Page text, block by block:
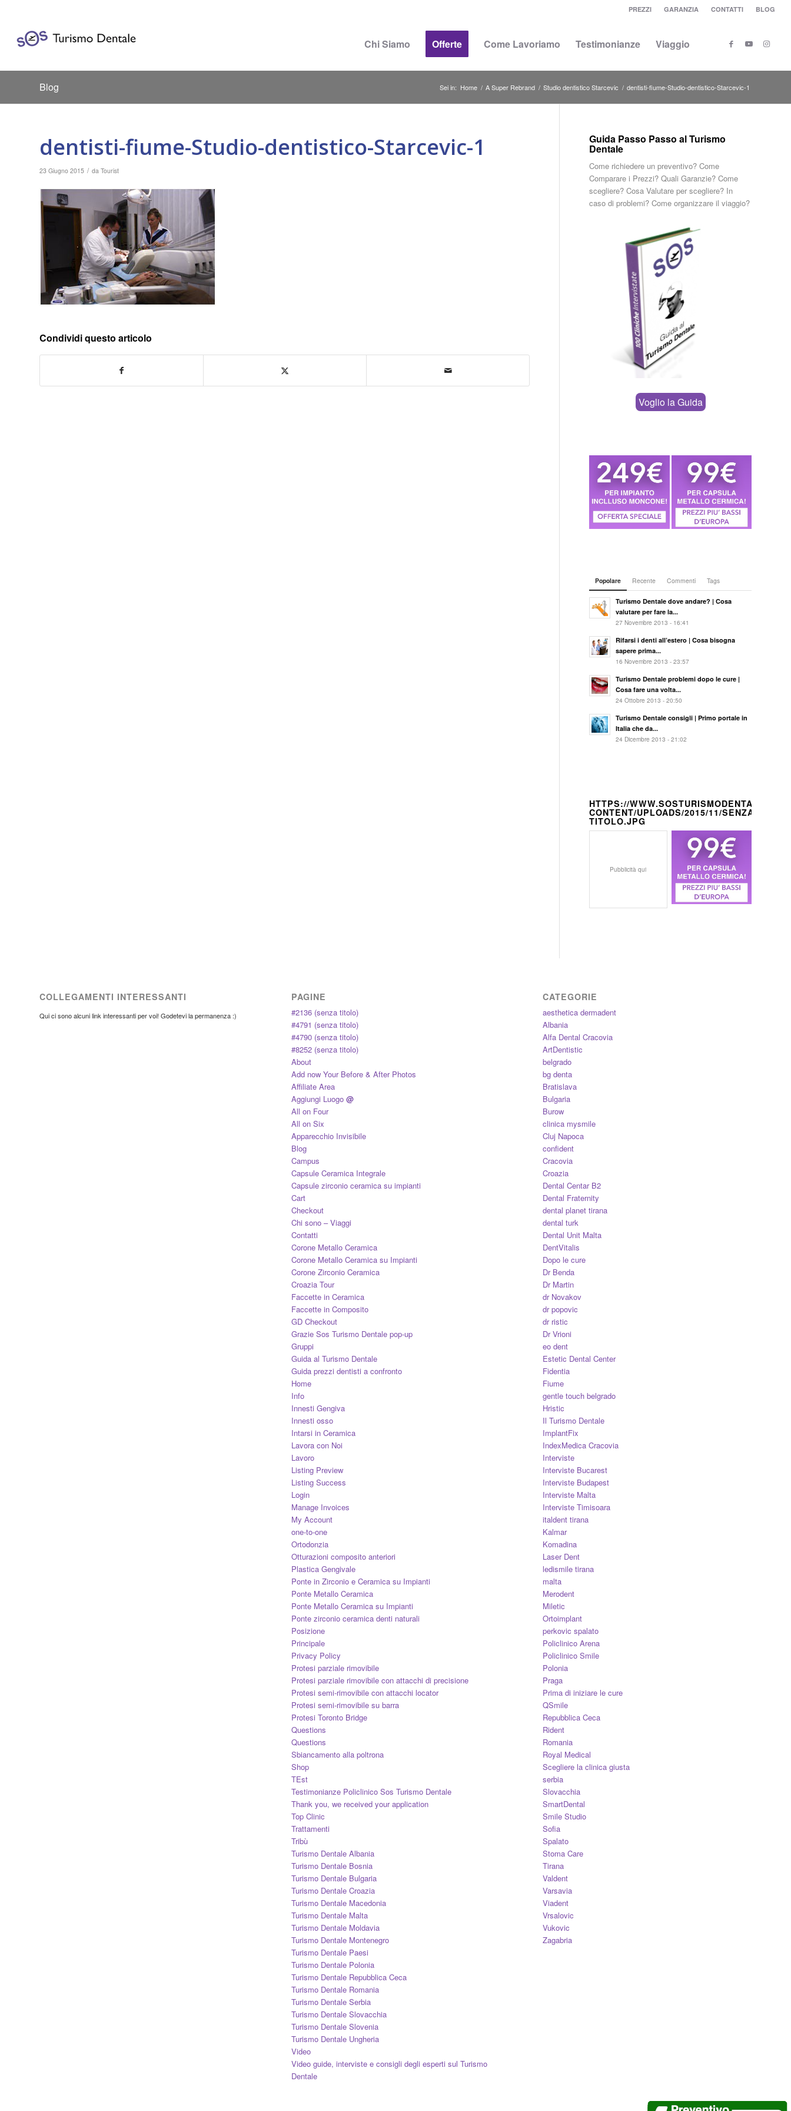
PREZZI GARANZIA CONTATTI BLOG
Chi Siamo Offerte Come Lavoriamo Testimonianze Viaggio
Blog Sei in: Home / A Super Rebrand / Studio dentistico Starcevic / dentisti-fiume-Studio-dentistico-Starcevic-1
dentisti-fiume-Studio-dentistico-Starcevic-1
23 Giugno 2015 / da Tourist
Condividi questo articolo
Guida Passo Passo al Turismo
Dentale
Come richiedere un preventivo? Come
Comparare i Prezzi? Quali Garanzie? Come
scegliere? Cosa Valutare per scegliere? In
caso di problemi? Come organizzare il viaggio?
Voglio la Guida
Popolare Recente Commenti Tags
Turismo Dentale dove andare? | Cosa
valutare per fare la...
27 Novembre 2013 - 16:41
Rifarsi i denti all’estero | Cosa bisogna
sapere prima...
16 Novembre 2013 - 23:57
Turismo Dentale problemi dopo le cure |
Cosa fare una volta...
24 Ottobre 2013 - 20:50
Turismo Dentale consigli | Primo portale in
Italia che da...
24 Dicembre 2013 - 21:02
HTTPS://WWW.SOSTURISMODENTALE.IT/
CONTENT/UPLOADS/2015/11/SENZA-
TITOLO.JPG
Pubblicità qui
COLLEGAMENTI INTERESSANTI
Qui ci sono alcuni link interessanti per voi! Godetevi la permanenza :)
PAGINE
#2136 (senza titolo)
#4791 (senza titolo)
#4790 (senza titolo)
#8252 (senza titolo)
About
Add now Your Before & After Photos
Affiliate Area
Aggiungi Luogo @
All on Four
All on Six
Apparecchio Invisibile
Blog
Campus
Capsule Ceramica Integrale
Capsule zirconio ceramica su impianti
Cart
Checkout
Chi sono – Viaggi
Contatti
Corone Metallo Ceramica
Corone Metallo Ceramica su Impianti
Corone Zirconio Ceramica
Croazia Tour
Faccette in Ceramica
Faccette in Composito
GD Checkout
Grazie Sos Turismo Dentale pop-up
Gruppi
Guida al Turismo Dentale
Guida prezzi dentisti a confronto
Home
Info
Innesti Gengiva
Innesti osso
Intarsi in Ceramica
Lavora con Noi
Lavoro
Listing Preview
Listing Success
Login
Manage Invoices
My Account
one-to-one
Ortodonzia
Otturazioni composito anteriori
Plastica Gengivale
Ponte in Zirconio e Ceramica su Impianti
Ponte Metallo Ceramica
Ponte Metallo Ceramica su Impianti
Ponte zirconio ceramica denti naturali
Posizione
Principale
Privacy Policy
Protesi parziale rimovibile
Protesi parziale rimovibile con attacchi di precisione
Protesi semi-rimovibile con attacchi locator
Protesi semi-rimovibile su barra
Protesi Toronto Bridge
Questions
Questions
Sbiancamento alla poltrona
Shop
TEst
Testimonianze Policlinico Sos Turismo Dentale
Thank you, we received your application
Top Clinic
Trattamenti
Tribù
Turismo Dentale Albania
Turismo Dentale Bosnia
Turismo Dentale Bulgaria
Turismo Dentale Croazia
Turismo Dentale Macedonia
Turismo Dentale Malta
Turismo Dentale Moldavia
Turismo Dentale Montenegro
Turismo Dentale Paesi
Turismo Dentale Polonia
Turismo Dentale Repubblica Ceca
Turismo Dentale Romania
Turismo Dentale Serbia
Turismo Dentale Slovacchia
Turismo Dentale Slovenia
Turismo Dentale Ungheria
Video
Video guide, interviste e consigli degli esperti sul Turismo
Dentale
CATEGORIE
aesthetica dermadent
Albania
Alfa Dental Cracovia
ArtDentistic
belgrado
bg denta
Bratislava
Bulgaria
Burow
clinica mysmile
Cluj Napoca
confident
Cracovia
Croazia
Dental Centar B2
Dental Fraternity
dental planet tirana
dental turk
Dental Unit Malta
DentVitalis
Dopo le cure
Dr Benda
Dr Martin
dr Novakov
dr popovic
dr ristic
Dr Vrioni
eo dent
Estetic Dental Center
Fidentia
Fiume
gentle touch belgrado
Hristic
Il Turismo Dentale
ImplantFix
IndexMedica Cracovia
Interviste
Interviste Bucarest
Interviste Budapest
Interviste Malta
Interviste Timisoara
italdent tirana
Kalmar
Komadina
Laser Dent
ledismile tirana
malta
Merodent
Miletic
Ortoimplant
perkovic spalato
Policlinico Arena
Policlinico Smile
Polonia
Praga
Prima di iniziare le cure
QSmile
Repubblica Ceca
Rident
Romania
Royal Medical
Scegliere la clinica giusta
serbia
Slovacchia
SmartDental
Smile Studio
Sofia
Spalato
Stoma Care
Tirana
Valdent
Varsavia
Viadent
Vrsalovic
Vukovic
Zagabria